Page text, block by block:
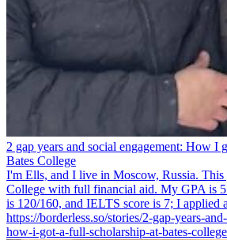
2 gap years and social engagement: How I
Bates College
I'm Ells, and I live in Moscow, Russia. This
College with full financial aid. My GPA is
is 120/160, and IELTS score is 7; I applied
https://borderless.so/stories/2-gap-years-
how-i-got-a-full-scholarship-at-bates-college